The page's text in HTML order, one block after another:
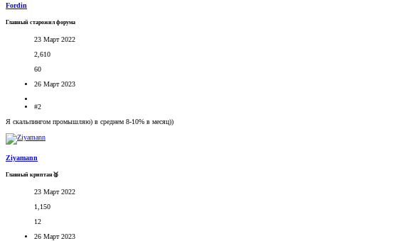
Fordin
Главный старожил форума
23 Март 2022
2,610
60
26 Март 2023
#2
Я скальпингом промышляю) в среднем 8-10% в месяц))
Ziyamann
Главный криптан🥈
23 Март 2022
1,150
12
26 Март 2023